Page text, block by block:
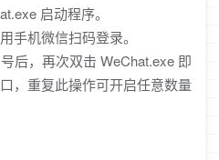
启动程序。
手机微信扫码登录。
后，再次双击 WeChat.exe 即
，重复此操作可开启任意数量